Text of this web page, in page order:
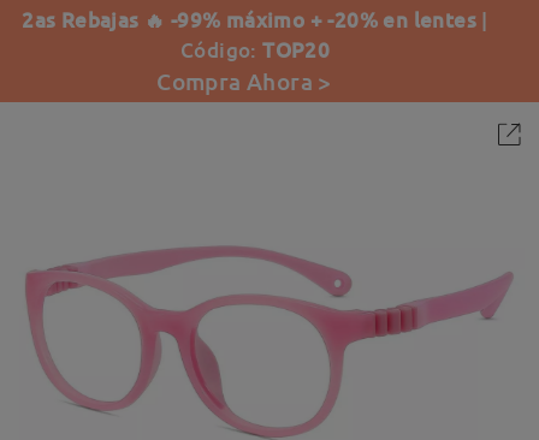
2as Rebajas 🔥 -99% máximo + -20% en lentes |
Código:TOP20
Compra Ahora >